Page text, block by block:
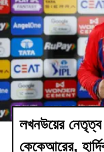
লখনউয়ের
কেকেআরের,